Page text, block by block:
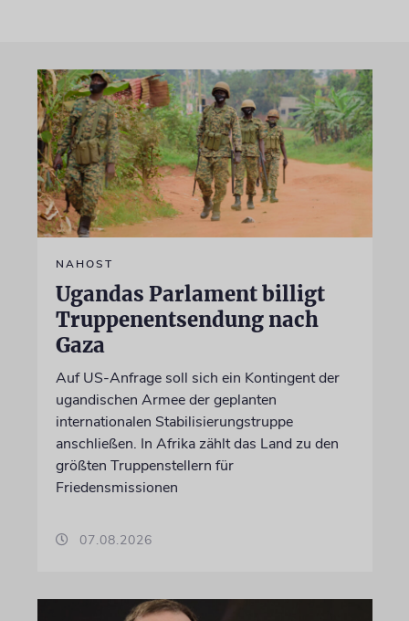
NAHOST
Ugandas Parlament billigt
Truppenentsendung nach
Gaza
Auf US-Anfrage soll sich ein Kontingent der
ugandischen Armee der geplanten
internationalen Stabilisierungstruppe
anschließen. In Afrika zählt das Land zu den
größten Truppenstellern für
Friedensmissionen
07.08.2026